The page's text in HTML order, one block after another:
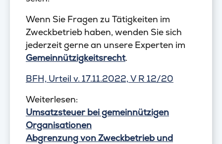
Wenn Sie Fragen zu Tätigkeiten im
Zweckbetrieb haben, wenden Sie sich
jederzeit gerne an unsere Experten im
Gemeinnützigkeitsrecht.
BFH, Urteil v. 17.11.2022, V R 12/20
Weiterlesen:
Umsatzsteuer bei gemeinnützigen
Organisationen
Abgrenzung von Zweckbetrieb und